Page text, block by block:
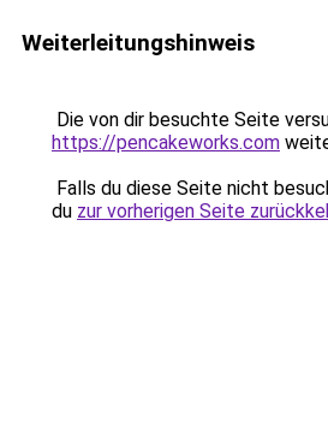
Weiterleitungshinweis
Die von dir besuchte Seite
https://pencakeworks.com
Falls du diese Seite nicht
du zur vorherigen Seite